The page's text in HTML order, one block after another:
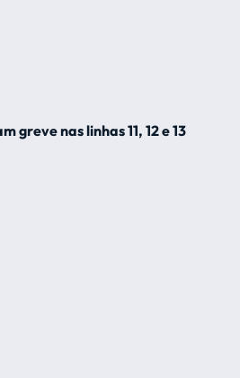
greve nas linhas 11, 12 e 13